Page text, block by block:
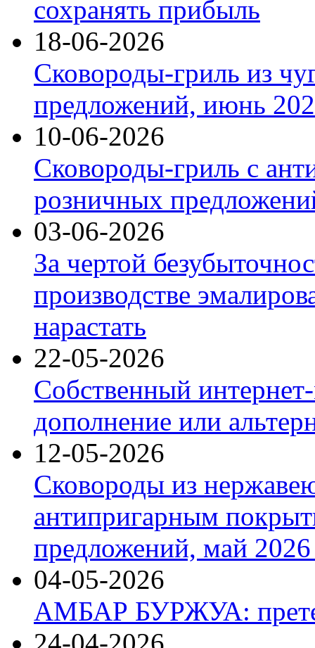
сохранять прибыль
18-06-2026
Сковороды-гриль из
предложений, июнь
10-06-2026
Сковороды-гриль с
розничных
03-06-2026
За чертой
производстве
нарастать
22-05-2026
Собственный
дополнение или
12-05-2026
Сковороды из
антипригарным
предложений, май 2026
04-05-2026
АМБАР БУРЖУА: